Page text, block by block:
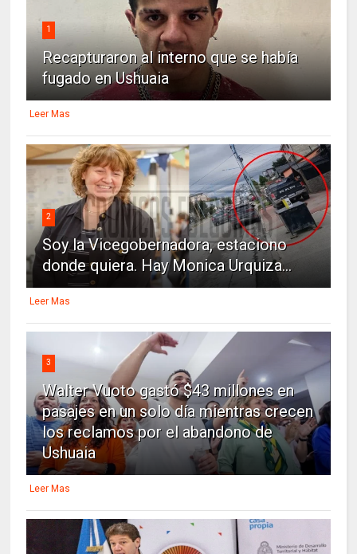
1
Recapturaron al interno que se había
fugado en Ushuaia
Leer Mas
2
Soy la Vicegobernadora, estaciono
donde quiera. Hay Monica Urquiza...
Leer Mas
3
Walter Vuoto gastó $43 millones en
pasajes en un solo día mientras crecen
los reclamos por el abandono de
Ushuaia
Leer Mas